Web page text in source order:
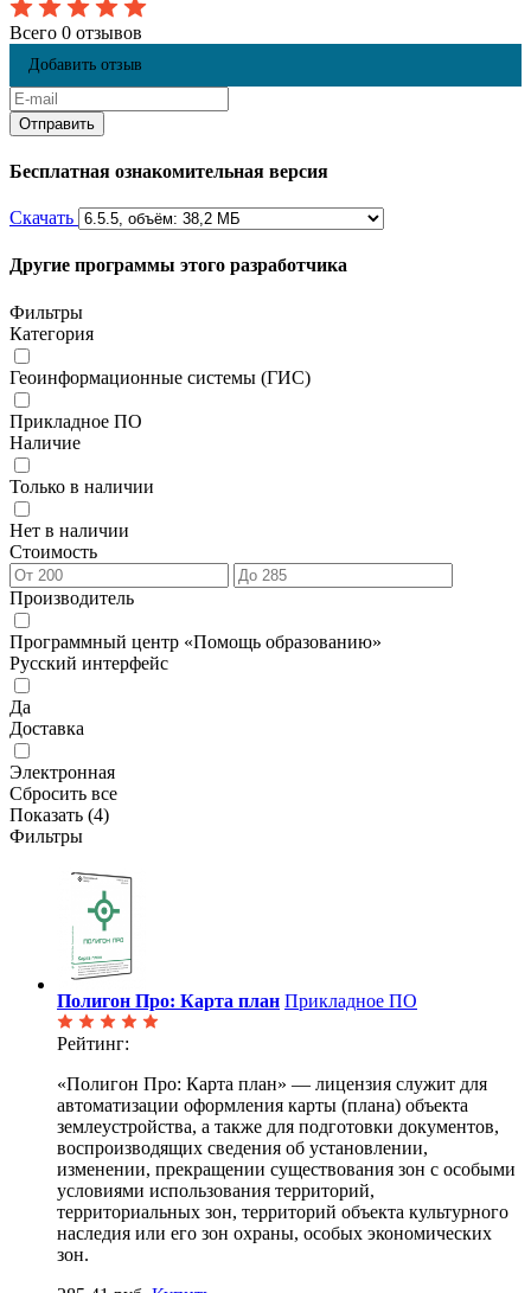
Всего 0 отзывов
Добавить отзыв
Бесплатная ознакомительная версия
Скачать
Другие программы этого разработчика
Фильтры
Категория
Геоинформационные системы (ГИС)
Прикладное ПО
Наличие
Только в наличии
Нет в наличии
Стоимость
Производитель
Программный центр «Помощь образованию»
Русский интерфейс
Да
Доставка
Электронная
Сбросить все
Показать (4)
Фильтры
Полигон Про: Карта план Прикладное ПО
Рейтинг:
«Полигон Про: Карта план» — лицензия служит для
автоматизации оформления карты (плана) объекта
землеустройства, а также для подготовки документов,
воспроизводящих сведения об установлении,
изменении, прекращении существования зон с особыми
условиями использования территорий,
территориальных зон, территорий объекта культурного
наследия или его зон охраны, особых экономических
зон.